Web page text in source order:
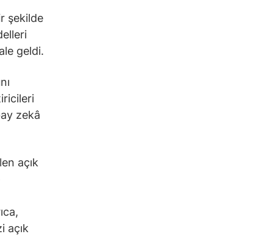
şekilde
geldi.
zekâ
açık
açık